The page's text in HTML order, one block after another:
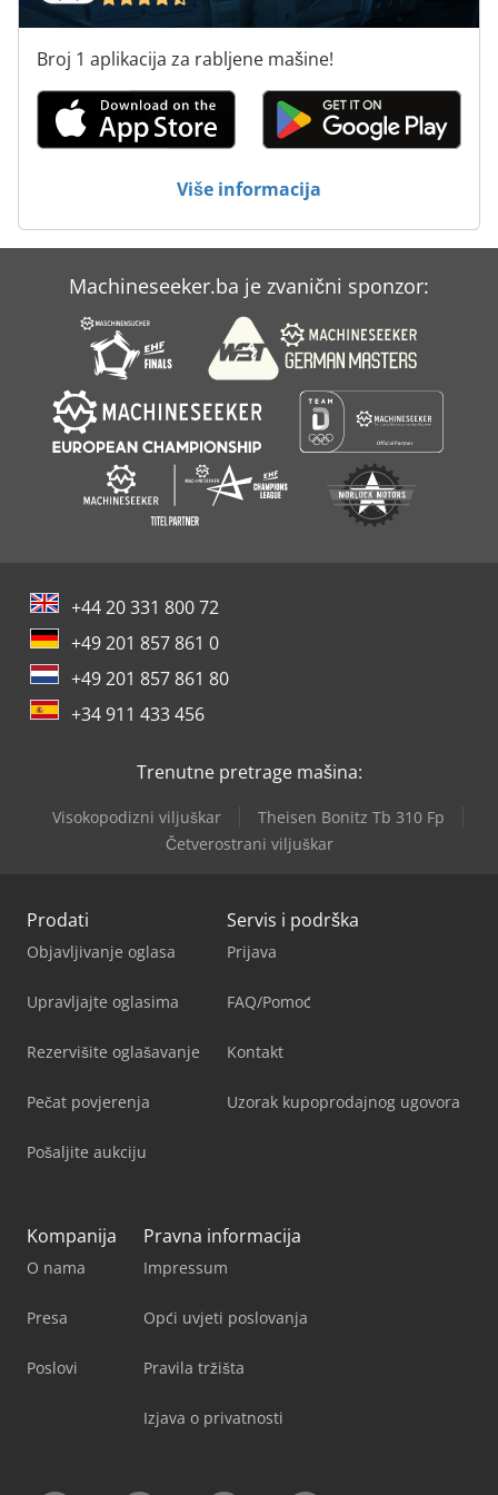
Za Hlađenje Spremnika
Za Razvijanje Filma
Broj 1 aplikacija za rabljene mašine!
Više informacija
Machineseeker.ba je zvanični sponzor:
+44 20 331 800 72
+49 201 857 861 0
+49 201 857 861 80
+34 911 433 456
Trenutne pretrage mašina:
Visokopodizni viljuškar
Theisen Bonitz Tb 310 Fp
Četverostrani viljuškar
Prodati
Objavljivanje oglasa
Upravljajte oglasima
Rezervišite oglašavanje
Pečat povjerenja
Pošaljite aukciju
Servis i podrška
Prijava
FAQ/Pomoć
Kontakt
Uzorak kupoprodajnog ugovora
Kompanija
O nama
Presa
Poslovi
Pravna informacija
Impressum
Opći uvjeti poslovanja
Pravila tržišta
Izjava o privatnosti